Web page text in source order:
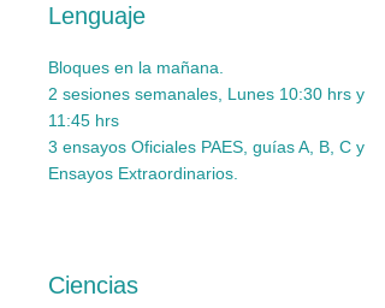
Lenguaje
Bloques en la mañana.
2 sesiones semanales, Lunes 10:30 hrs y
11:45 hrs
3 ensayos Oficiales PAES, guías A, B, C y
Ensayos Extraordinarios.
Ciencias